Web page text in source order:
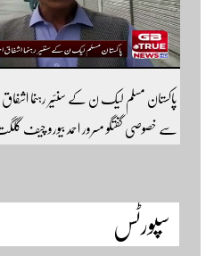
پاکستان مسلم لیک ن کے سنئیر رہنما
سے خصوصی گفتگو مسرور احمد بیورو چیف
سپورٹس